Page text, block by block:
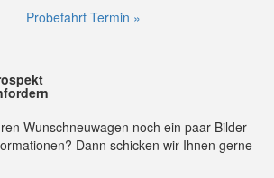
Probefahrt Termin »
Wunschneuwagen noch ein paar Bilder
Dann schicken wir Ihnen gerne